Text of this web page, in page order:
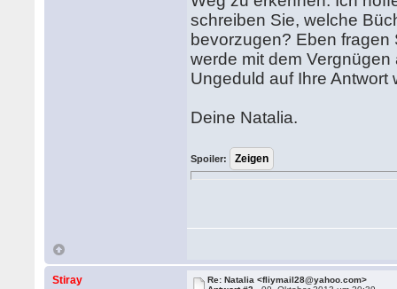
schreiben Sie, welche
bevorzugen? Eben
werde mit dem
Ungeduld auf Ihre Antwort
Deine Natalia.
Spoiler:
Stiray
Re: Natalia <fliymail28@yahoo.com>